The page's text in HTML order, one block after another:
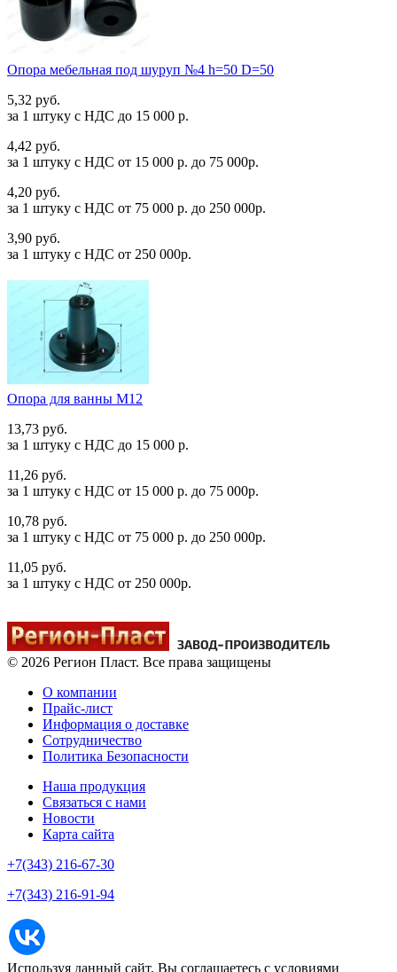
Опора мебельная под шуруп №4 h=50 D=50
5,32 руб.
за 1 штуку c НДС до 15 000 р.
4,42 руб.
за 1 штуку c НДС от 15 000 р. до 75 000р.
4,20 руб.
за 1 штуку c НДС от 75 000 р. до 250 000р.
3,90 руб.
за 1 штуку c НДС от 250 000р.
Опора для ванны М12
13,73 руб.
за 1 штуку c НДС до 15 000 р.
11,26 руб.
за 1 штуку c НДС от 15 000 р. до 75 000р.
10,78 руб.
за 1 штуку c НДС от 75 000 р. до 250 000р.
11,05 руб.
за 1 штуку c НДС от 250 000р.
© 2026 Регион Пласт. Все права защищены
О компании
Прайс-лист
Информация о доставке
Сотрудничество
Политика Безопасности
Наша продукция
Связаться с нами
Новости
Карта сайта
+7(343) 216-67-30
+7(343) 216-91-94
Используя данный сайт, Вы соглашаетесь с условиями